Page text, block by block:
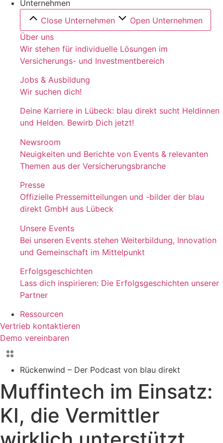
Unternehmen
Close Unternehmen
Open Unternehmen
Über uns
Wir stehen für individuelle Lösungen im
Versicherungs- und Investmentbereich
Jobs & Ausbildung
Wir suchen dich!
Deine Karriere in Lübeck: blau direkt sucht Heldinnen
und Helden. Bewirb Dich jetzt!
Newsroom
Neuigkeiten und Berichte von Events & relevanten
Themen aus der Versicherungsbranche
Presse
Offizielle Pressemitteilungen und -bilder der blau
direkt GmbH aus Lübeck
Unsere Events
Bei unseren Events stehen Weiterbildung, Innovation
und Gemeinschaft im Mittelpunkt
Erfolgsgeschichten
Lass dich inspirieren: Die Erfolgsgeschichten unserer
Partner
Ressourcen
Vertrieb kontaktieren
Demo vereinbaren
Rückenwind – Der Podcast von blau direkt
Muffintech im Einsatz:
KI, die Vermittler